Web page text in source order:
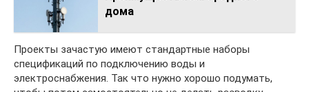
дома
Проекты зачастую имеют стандартные наборы
спецификаций по подключению воды и
электроснабжения. Так что нужно хорошо подумать,